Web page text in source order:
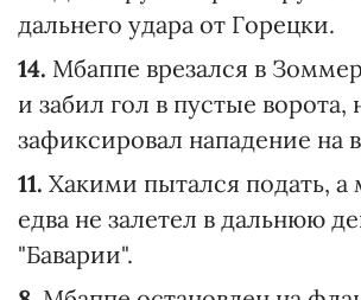
дальнего удара от Горецки.
14. Мбаппе врезался в
и забил гол в пустые ворота,
зафиксировал нападение на
11. Хакими пытался подать, а
едва не залетел в дальнюю
"Баварии".